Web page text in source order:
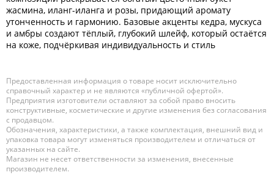
жасмина, иланг-иланга и розы, придающий аромату
утонченность и гармонию. Базовые акценты кедра, мускуса
и амбры создают тёплый, глубокий шлейф, который остаётся
на коже, подчёркивая индивидуальность и стиль
Предоставленная информация о товаре носит исключительно
справочный характер и не являются «публичной офертой».
Предприятия изготовители оставляют за собой право вносить
конструктивные, косметические и другие изменения без согласования
с продавцом.
Обозначения, характеристики, а также комплектация, внешний вид и
упаковка товара могут изменяться производителем и отличаться от
указанных на сайте.
Магазин не несет ответственности за изменения, внесенные
производителем.